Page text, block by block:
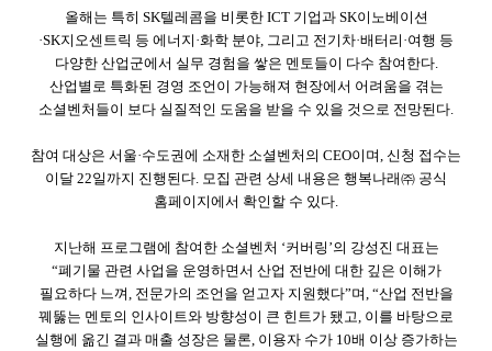
올해는 특히 SK텔레콤을 비롯한ICT 기업과SK이노베이션
·SK지오센트릭 등 에너지·화학 분야 그리고 전기차·배터리·여행 등
다양한 산업군에서 실무 경험을 쌓은 멘토들이 다수 참여한다.
산업별로 특화된 경영 조언이 가능해져 현장에서 어려움을 겪는
소셜벤처들이 보다 실질적인 도움을 받을 수 있을 것으로 전망된다
참여 대상은 서울·수도권에 소재한 소셜벤처의 CEO이며 신청 접수는
이달 22일까지 진행된다 모집 관련 상세 내용은 행복나래㈜ 공식
홈페이지에서 확인할 수 있다
지난해 프로그램에 참여한 소셜벤처 ‘커버링’의 강성진 대표는
“폐기물 관련 사업을 운영하면서 산업 전반에 대한 깊은 이해가
필요하다 느껴 전문가의 조언을 얻고자 지원했다”며 “산업 전반을
꿰뚫는 멘토의 인사이트와 방향성이 큰 힌트가 됐고 이를 바탕으로
실행에 옮긴 결과 매출 성장은 물론 이용자 수가10배 이상 증가하는